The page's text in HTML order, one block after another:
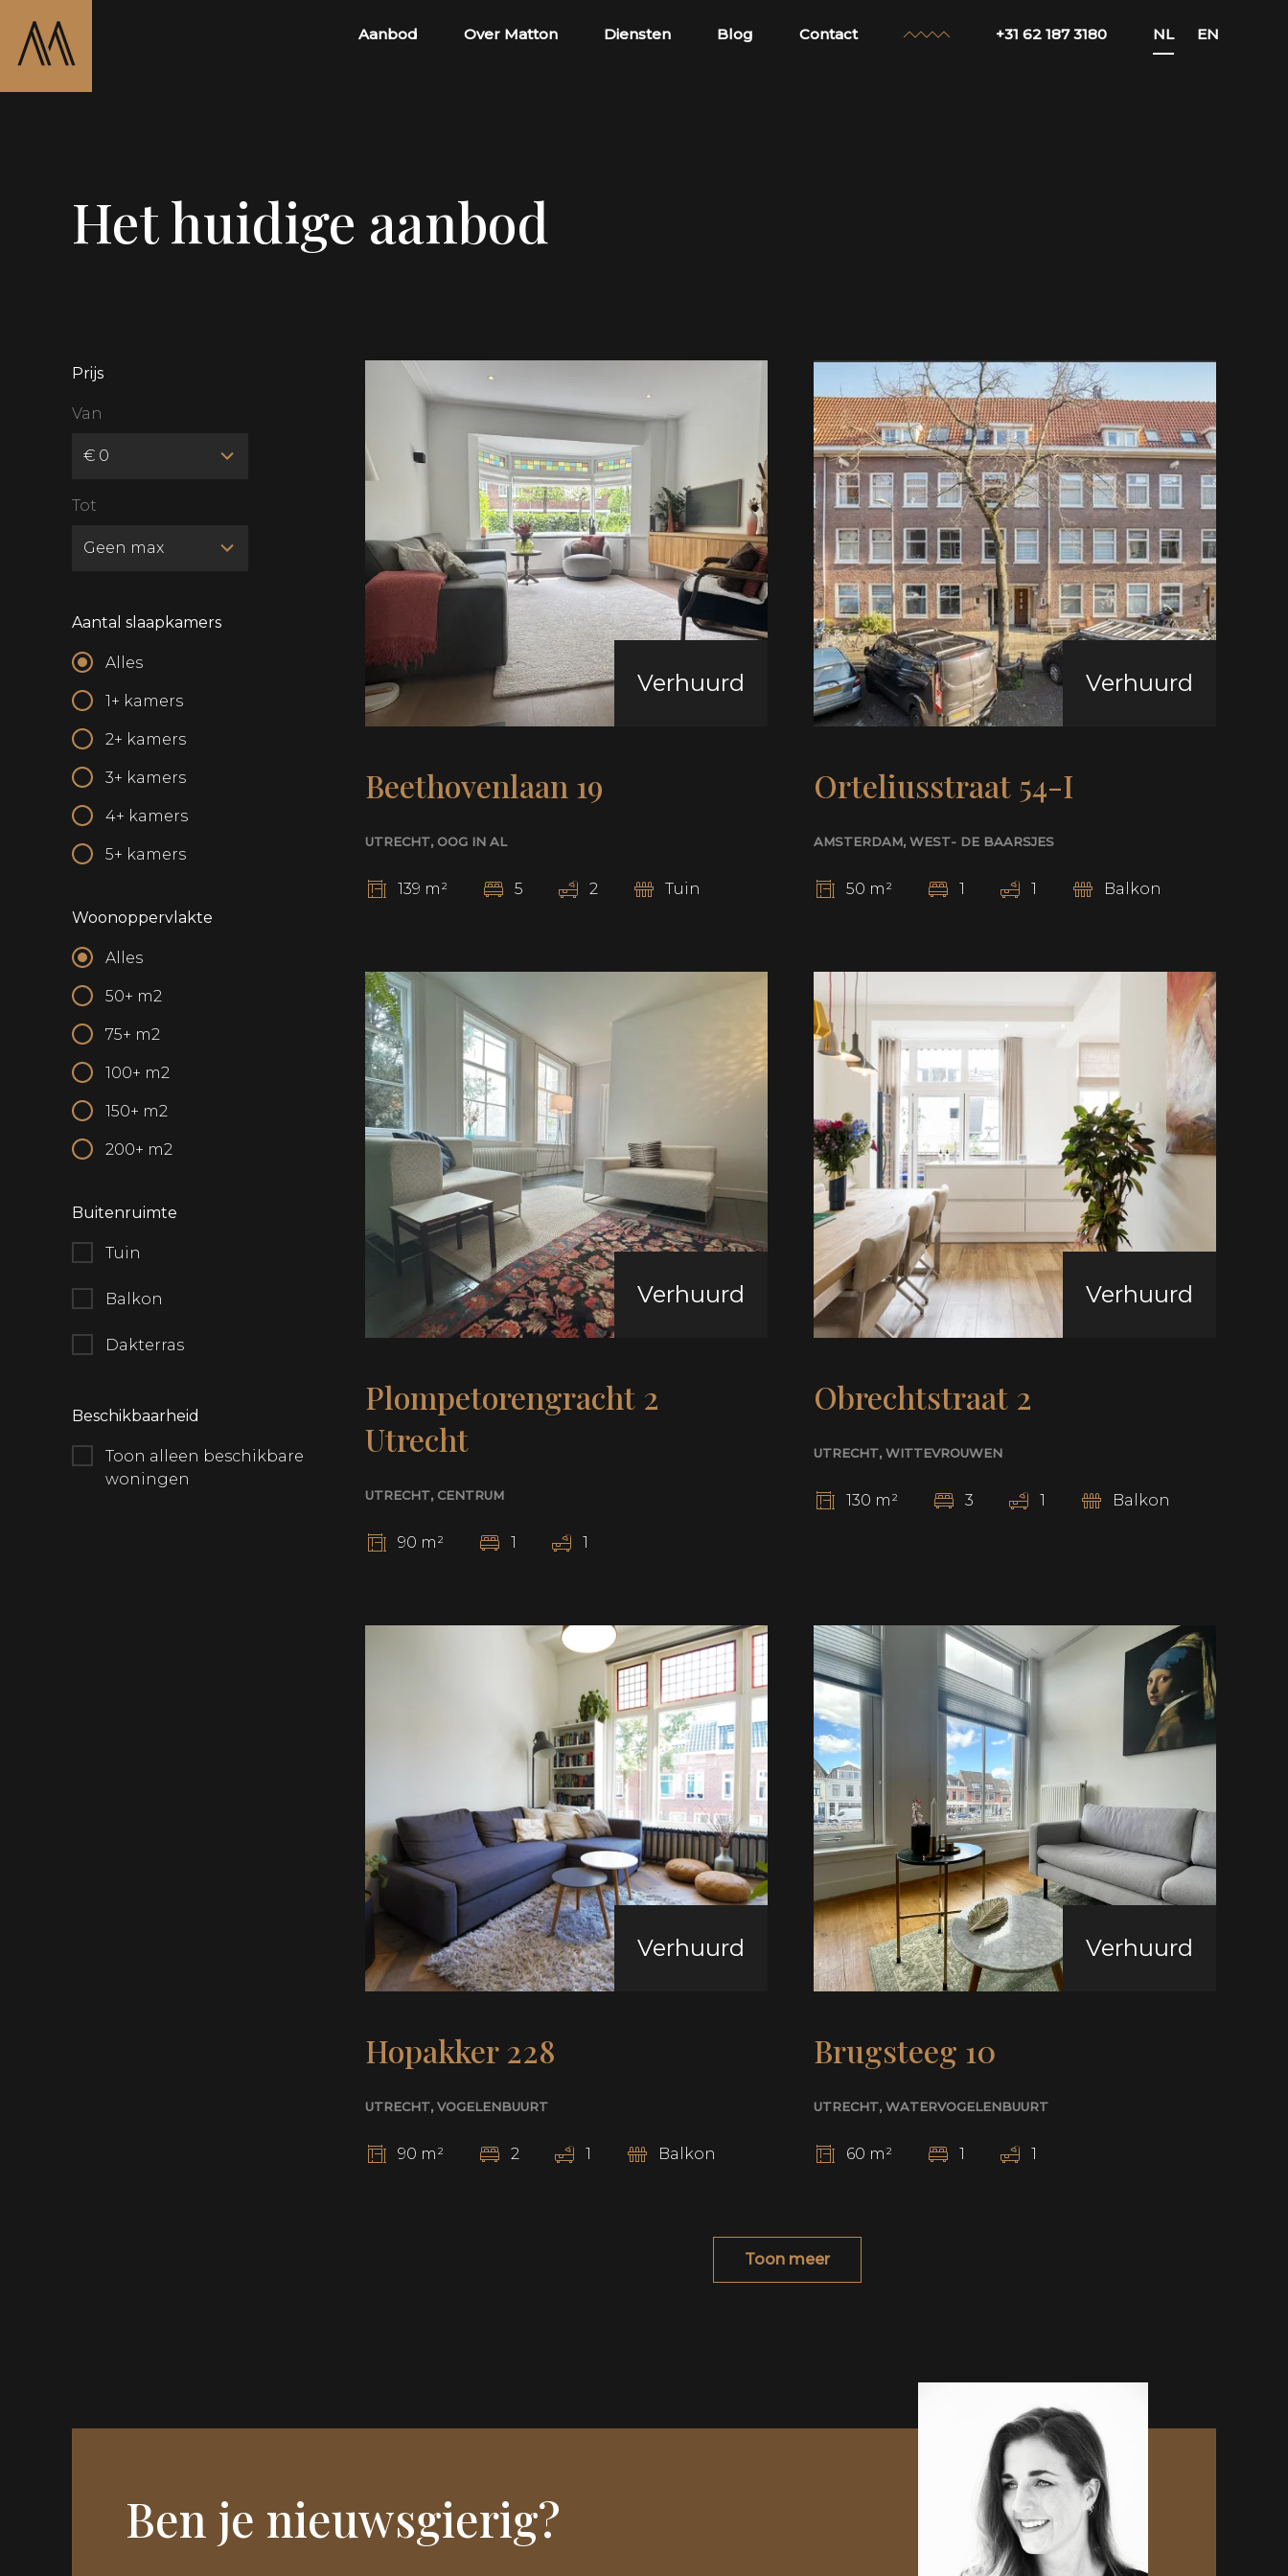
Aanbod Over Matton Diensten Blog Contact +31 62 187 3180 NL EN
Het huidige aanbod
Prijs
Van
Tot
Aantal slaapkamers
Alles
1+ kamers
2+ kamers
3+ kamers
4+ kamers
5+ kamers
Woonoppervlakte
Alles
50+ m2
75+ m2
100+ m2
150+ m2
200+ m2
Buitenruimte
Tuin
Balkon
Dakterras
Beschikbaarheid
Toon alleen beschikbare
woningen
Verhuurd
Beethovenlaan 19
UTRECHT, OOG IN AL
139 m² 5 2 Tuin
Verhuurd
Orteliusstraat 54-I
AMSTERDAM, WEST- DE BAARSJES
50 m² 1 1 Balkon
Verhuurd
Plompetorengracht 2
Utrecht
UTRECHT, CENTRUM
90 m² 1 1
Verhuurd
Obrechtstraat 2
UTRECHT, WITTEVROUWEN
130 m² 3 1 Balkon
Verhuurd
Hopakker 228
UTRECHT, VOGELENBUURT
90 m² 2 1 Balkon
Verhuurd
Brugsteeg 10
UTRECHT, WATERVOGELENBUURT
60 m² 1 1
Toon meer
Ben je nieuwsgierig?